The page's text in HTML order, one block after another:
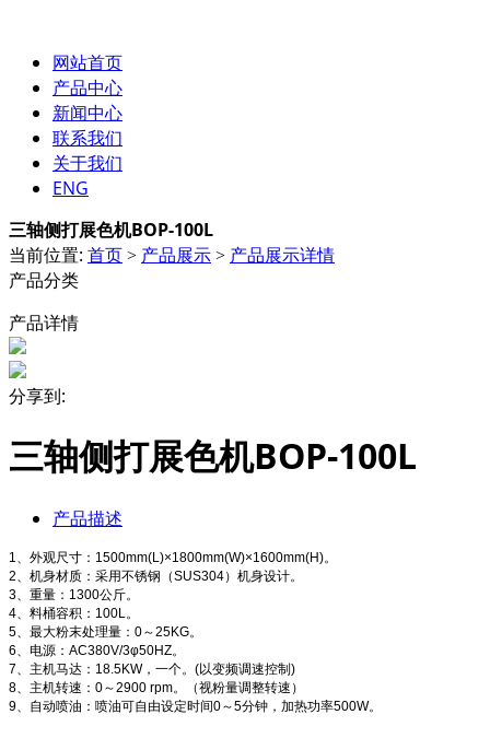
网站首页
产品中心
新闻中心
联系我们
关于我们
ENG
三轴侧打展色机BOP-100L
当前位置: 首页 > 产品展示 > 产品展示详情
产品分类
产品详情
分享到:
三轴侧打展色机BOP-100L
产品描述
1、外观尺寸：1500mm(L)×1800mm(W)×1600mm(H)。
2、机身材质：采用不锈钢（SUS304）机身设计。
3、重量：1300公斤。
4、料桶容积：100L。
5、最大粉末处理量：0～25KG。
6、电源：AC380V/3φ50HZ。
7、主机马达：18.5KW，一个。(以变频调速控制)
8、主机转速：0～2900 rpm。（视粉量调整转速）
9、自动喷油：喷油可自由设定时间0～5分钟，加热功率500W。